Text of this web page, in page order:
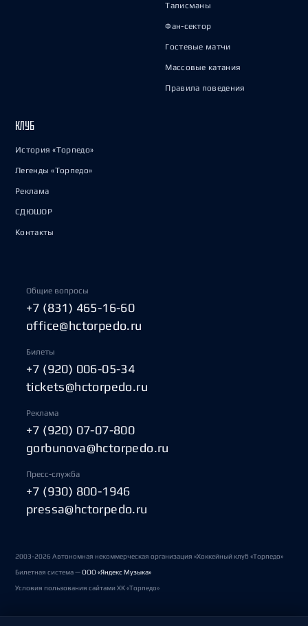
Талисманы
Фан-сектор
Гостевые матчи
Массовые катания
Правила поведения
КЛУБ
История «Торпедо»
Легенды «Торпедо»
Реклама
СДЮШОР
Контакты
Общие вопросы
+7 (831) 465-16-60
office@hctorpedo.ru
Билеты
+7 (920) 006-05-34
tickets@hctorpedo.ru
Реклама
+7 (920) 07-07-800
gorbunova@hctorpedo.ru
Пресс-служба
+7 (930) 800-1946
pressa@hctorpedo.ru
2003-2026 Автономная некоммерческая организация «Хоккейный клуб «Торпедо»
Билетная система —ООО «Яндекс Музыка»
Условия пользования сайтами ХК «Торпедо»